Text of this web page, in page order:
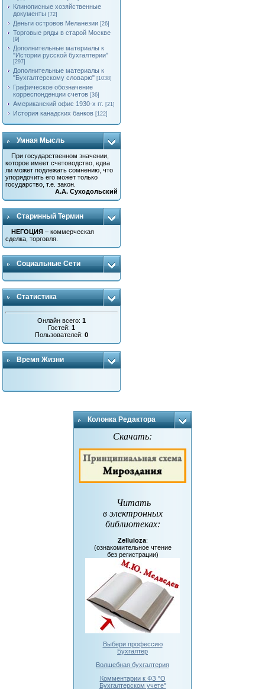
Клинописные хозяйственные
документы [72]
Деньги островов Меланезии [26]
Торговые ряды в старой Москве
[9]
Дополнительные материалы к
"Истории русской бухгалтерии"
[297]
Дополнительные материалы к
"Бухгалтерскому словарю" [1038]
Графическое обозначение
корреспонденции счетов [36]
Американский офис 1930-х гг. [21]
История канадских банков [122]
Умная Мысль
При государственном значении,
которое имеет счетоводство, едва
ли может подлежать сомнению, что
упорядочить его может только
государство, т.е. закон.
А.А. Суходольский
Старинный Термин
НЕГОЦИЯ – коммерческая
сделка, торговля.
Социальные Сети
Статистика
Онлайн всего:1
Гостей:1
Пользователей:0
Время Жизни
Колонка Редактора
Скачать:
Читать
в электронных
библиотеках:
Zelluloza:
(ознакомительное чтение
без регистрации)
Выбери профессию
Бухгалтер
Волшебная бухгалтерия
Комментарии к ФЗ "О
Бухгалтерском учете"